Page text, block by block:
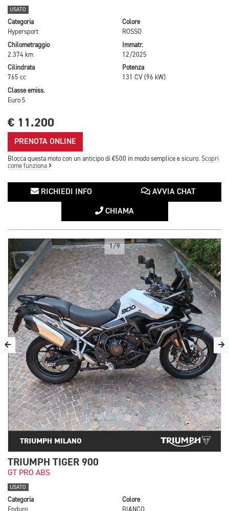
USATO
Categoria
Hypersport
Colore
ROSSO
Chilometraggio
2.374 km
Immatr.
12/2025
Cilindrata
765 cc
Potenza
131 CV (96 kW)
Classe emiss.
Euro 5
€ 11.200
PRENOTA ONLINE
Blocca questa moto con un anticipo di €500 in modo semplice e sicuro. Scopri
come funziona
RICHIEDI INFO AVVIA CHAT
CHIAMA
1/9
TRIUMPH TIGER 900
GT PRO ABS
USATO
Categoria
Colore